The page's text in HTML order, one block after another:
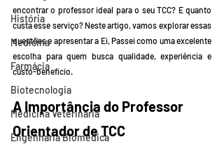
História
Medicina
Farmácia
Biotecnologia
Medicina Veterinária
Engenharia Biomédica
encontrar o professor ideal para o seu TCC? E quanto
custa esse serviço? Neste artigo, vamos explorar essas
questões e apresentar a Ei, Passei como uma excelente
escolha para quem busca qualidade, experiência e
custo-benefício.
A Importância do Professor
Orientador de TCC